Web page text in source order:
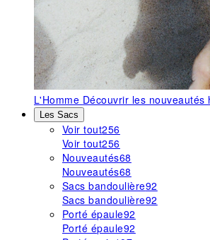
L'Homme Découvrir les nouveautés
Les Sacs
Voir tout256
Voir tout256
Nouveautés68
Nouveautés68
Sacs bandoulière92
Sacs bandoulière92
Porté épaule92
Porté épaule92